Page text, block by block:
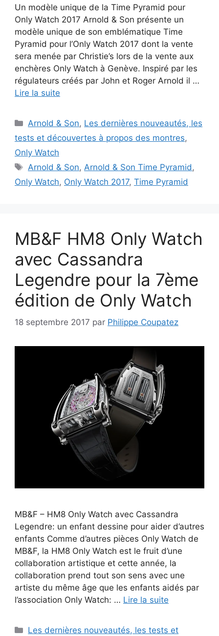
Un modèle unique de la Time Pyramid pour
Only Watch 2017 Arnold & Son présente un
modèle unique de son emblématique Time
Pyramid pour l’Only Watch 2017 dont la vente
sera menée par Christie’s lors de la vente aux
enchères Only Watch à Genève. Inspiré par les
régulateurs créés par John et Roger Arnold il …
Lire la suite
Catégories
Arnold & Son, Les dernières nouveautés, les
tests et découvertes à propos des montres,
Only Watch
Étiquettes
Arnold & Son,Arnold & Son Time Pyramid,
Only Watch, Only Watch 2017, Time Pyramid
MB&F HM8 Only Watch
avec Cassandra
Legendre pour la 7ème
édition de Only Watch
18 septembre 2017 par Philippe Coupatez
MB&F – HM8 Only Watch avec Cassandra
Legendre: un enfant dessine pour aider d’autres
enfants Comme d’autres pièces Only Watch de
MB&F, la HM8 Only Watch est le fruit d’une
collaboration artistique et cette année, la
collaboration prend tout son sens avec une
artiste du même âge que les enfants aidés par
l’association Only Watch: … Lire la suite
Catégories
Les dernières nouveautés, les tests et